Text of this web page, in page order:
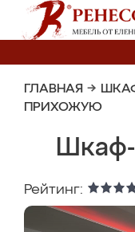
ГЛАВНАЯ →
ПРИХОЖУЮ
Рейтинг: